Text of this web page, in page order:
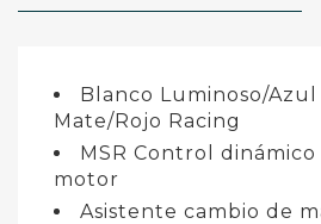
Blanco Luminoso/Azul
Mate/Rojo Racing
MSR Control
motor
Asistente cambio de